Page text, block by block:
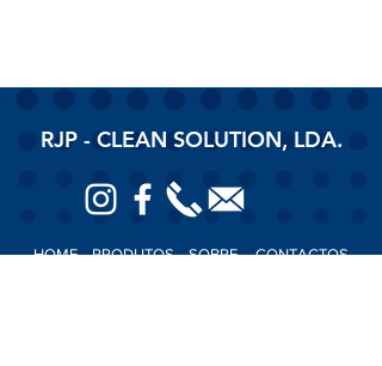
RJP - CLEAN SOLUTION, LDA.
HOMEPRODUTOSSOBRE CONTACTOS